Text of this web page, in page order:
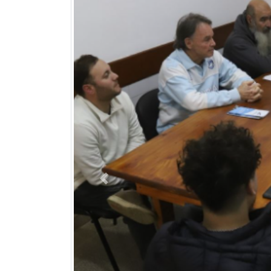
Previous